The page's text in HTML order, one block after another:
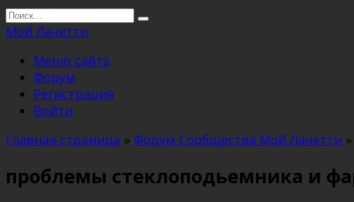
Перейти
к
Search
for:
Мой Лачетти
Меню сайта
Форум
Регистрация
Войти
Главная страница » Форум Сообщества Мой Лачетти »
проблемы стеклоподьемника и